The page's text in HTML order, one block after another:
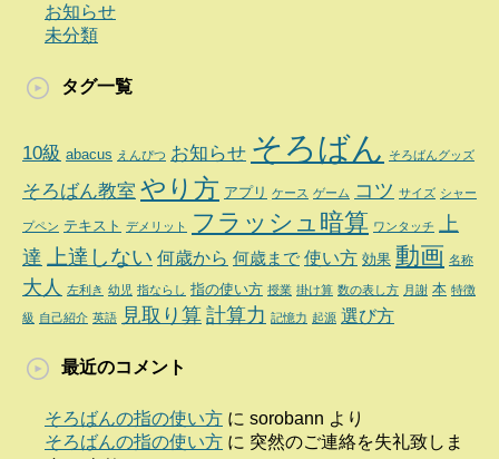
お知らせ
未分類
タグ一覧
10級 abacus えんぴつ お知らせ そろばん そろばんグッズ
そろばん教室 やり方 アプリ ケース ゲーム コツ サイズ シャー
プペン テキスト デメリット フラッシュ暗算 ワンタッチ
上
達
上達しない 何歳から 何歳まで 使い方 効果 動画 名称
大人 左利き 幼児 指ならし 指の使い方 授業 掛け算 数の表し方 月謝 本 特徴
級 自己紹介 英語 見取り算計算力 記憶力 起源 選び方
最近のコメント
そろばんの指の使い方 に sorobann より
そろばんの指の使い方 に 突然のご連絡を失礼致しま